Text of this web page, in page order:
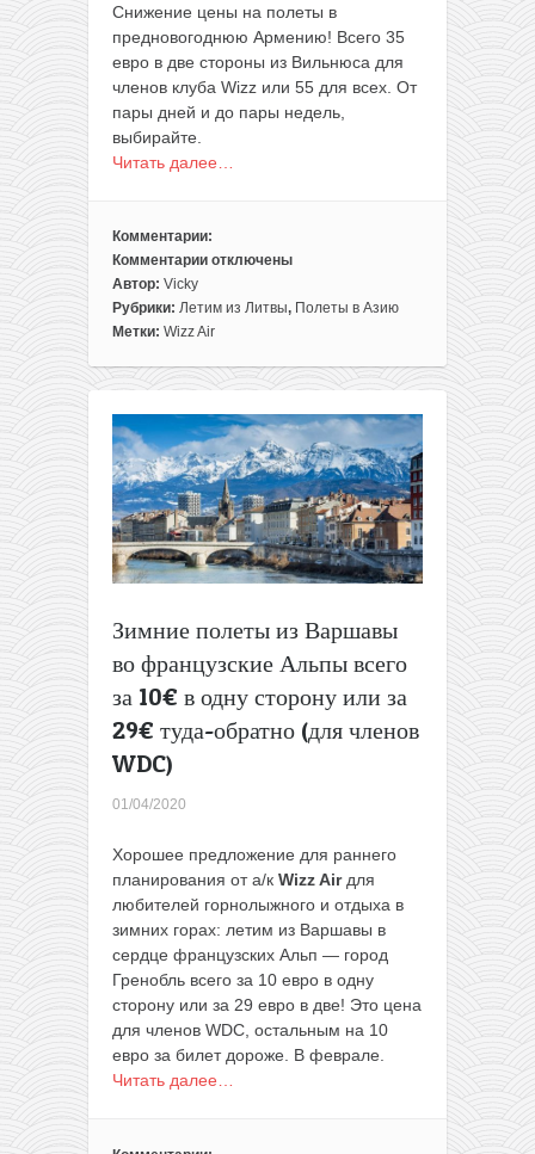
182€
с
человека
Снижение цены на полеты в
предновогоднюю Армению! Всего 35
евро в две стороны из Вильнюса для
членов клуба Wizz или 55 для всех. От
пары дней и до пары недель,
выбирайте.
Читать далее…
Комментарии:
Комментарии
к
записи
Прямые
из
в
Ереван
всего
за
35€
туда-
обратно
WDC
или
всем
(в
отключены
Автор: Vicky
Рубрики: Летим из Литвы, Полеты в Азию
Метки: Wizz Air
Зимние полеты из Варшавы
во французские Альпы всего
за 10€ в одну сторону или за
29€ туда-обратно (для членов
WDC)
01/04/2020
Хорошее предложение для раннего
планирования от а/к Wizz Airдля
любителей горнолыжного и отдыха в
зимних горах: летим из Варшавы в
сердце французских Альп — город
Гренобль всего за 10 евро в одну
сторону или за 29 евро в две! Это цена
для членов WDC, остальным на 10
евро за билет дороже. В феврале.
Читать далее…